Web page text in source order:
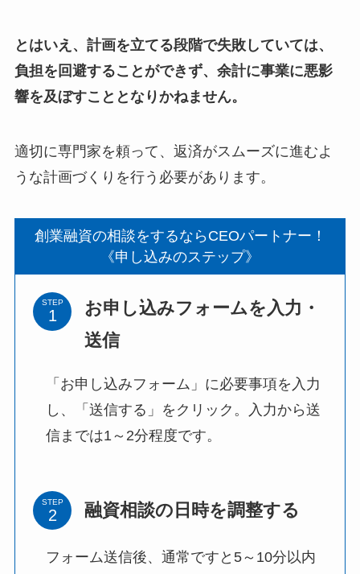
とはいえ、計画を立てる段階で失敗していては、
負担を回避することができず、余計に事業に悪影
響を及ぼすこととなりかねません。
適切に専門家を頼って、返済がスムーズに進むよ
うな計画づくりを行う必要があります。
創業融資の相談をするならCEOパートナー！
《申し込みのステップ》
STEP
お申し込みフォームを入力・
送信
「お申し込みフォーム」に必要事項を入力
し、「送信する」をクリック。入力から送
信までは1～2分程度です。
STEP 融資相談の日時を調整する
フォーム送信後、通常ですと5～10分以内